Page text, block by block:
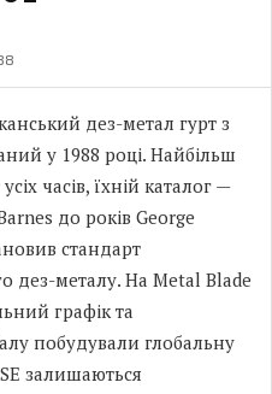
дез-метал гурт з
у 1988 році. Найбільш
часів, їхній каталог —
до років George
стандарт
дез-металу. На Metal Blade
графік та
побудували глобальну
залишаються